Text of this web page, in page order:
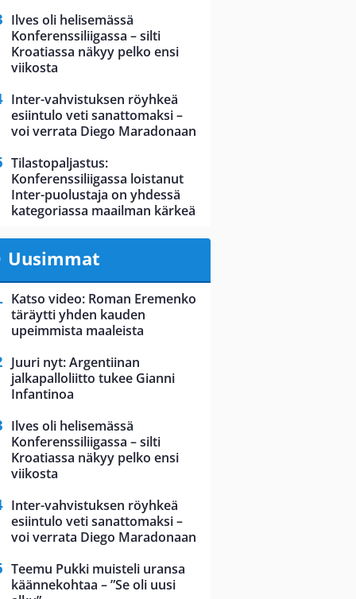
Ilves oli helisemässä
Konferenssiliigassa – silti
Kroatiassa näkyy pelko ensi
viikosta
Inter-vahvistuksen röyhkeä
esiintulo veti sanattomaksi –
voi verrata Diego Maradonaan
Tilastopaljastus:
Konferenssiliigassa loistanut
Inter-puolustaja on yhdessä
kategoriassa maailman kärkeä
Uusimmat
Katso video: Roman Eremenko
täräytti yhden kauden
upeimmista maaleista
Juuri nyt: Argentiinan
jalkapalloliitto tukee Gianni
Infantinoa
Ilves oli helisemässä
Konferenssiliigassa – silti
Kroatiassa näkyy pelko ensi
viikosta
Inter-vahvistuksen röyhkeä
esiintulo veti sanattomaksi –
voi verrata Diego Maradonaan
Teemu Pukki muisteli uransa
käännekohtaa – ”Se oli uusi